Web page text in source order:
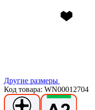
Другие размеры
Код товара: WN00012704